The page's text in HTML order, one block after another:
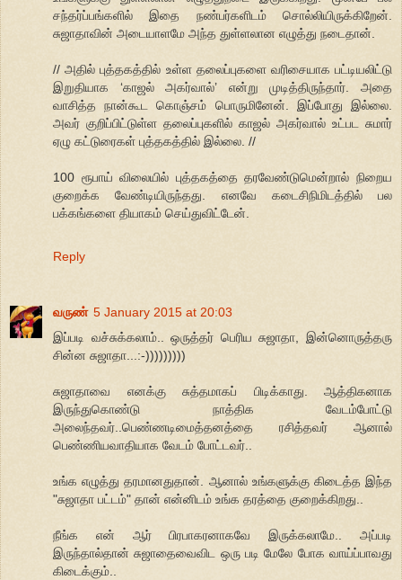
சந்தர்ப்பங்களில் இதை நண்பர்களிடம் சொல்லியிருக்கிறேன்.
சுஜாதாவின் அடையாளமே அந்த துள்ளலான எழுத்து நடைதான்.
// அதில் புத்தகத்தில் உள்ள தலைப்புகளை வரிசையாக பட்டியலிட்டு
இறுதியாக ‘காஜல் அகர்வால்’ என்று முடித்திருந்தார். அதை
வாசித்த நான்கூட கொஞ்சம் பொருமினேன். இப்போது இல்லை.
அவர் குறிப்பிட்டுள்ள தலைப்புகளில் காஜல் அகர்வால் உட்பட சுமார்
ஏழு கட்டுரைகள் புத்தகத்தில் இல்லை. //
100 ரூபாய் விலையில் புத்தகத்தை தரவேண்டுமென்றால் நிறைய
குறைக்க வேண்டியிருந்தது. எனவே கடைசிநிமிடத்தில் பல
பக்கங்களை தியாகம் செய்துவிட்டேன்.
Reply
வருண் 5 January 2015 at 20:03
இப்படி வச்சுக்கலாம்.. ஒருத்தர் பெரிய சுஜாதா, இன்னொருத்தரு
சின்ன சுஜாதா...:-)))))))))
சுஜாதாவை எனக்கு சுத்தமாகப் பிடிக்காது. ஆத்திகனாக
இருந்துகொண்டு நாத்திக வேடம்போட்டு
அலைந்தவர்..பெண்ணடிமைத்தனத்தை ரசித்தவர் ஆனால்
பெண்ணியவாதியாக வேடம் போட்டவர்..
உங்க எழுத்து தரமானதுதான். ஆனால் உங்களுக்கு கிடைத்த இந்த
"சுஜாதா பட்டம்" தான் என்னிடம் உங்க தரத்தை குறைக்கிறது..
நீங்க என் ஆர் பிரபாகரனாகவே இருக்கலாமே.. அப்படி
இருந்தால்தான் சுஜாதைவைவிட ஒரு படி மேலே போக வாய்ப்பாவது
கிடைக்கும்..